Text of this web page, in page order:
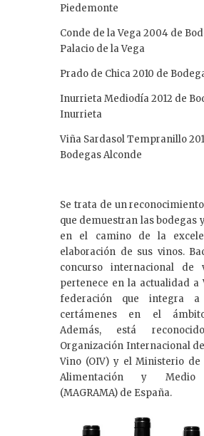
Piedemonte
Conde de la Vega 2004 de
Palacio de la Vega
Prado de Chica 2010 de
Inurrieta Mediodía 2012 de
Inurrieta
Viña Sardasol Tempranillo
Bodegas Alconde
Se trata de un
que demuestran las bodegas
en el camino de la
elaboración de sus vinos.
concurso internacional
pertenece en la actualidad a
federación que integra a
certámenes en el
Además, está
Organización Internacional
Vino (OIV) y el Ministerio de
Alimentación y Medio
(MAGRAMA) de España.